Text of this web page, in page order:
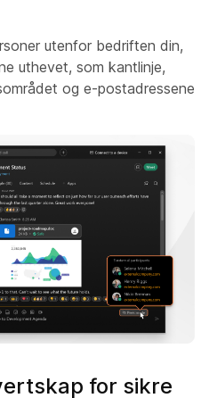
utenfor bedriften din,
uthevet, som kantlinje,
og e-postadressene
for sikre